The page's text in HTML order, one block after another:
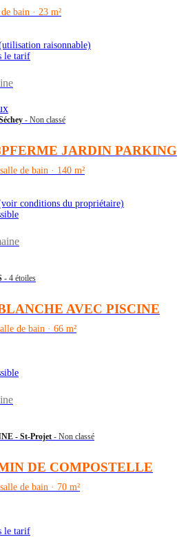
bain · 23 m²
raisonnable)
le tarif
- Non classé
JARDIN PARKING
de bain · 140 m²
conditions du propriétaire)
- 4 étoiles
AVEC PISCINE
de bain · 66 m²
- St-Projet - Non classé
DE COMPOSTELLE
de bain · 70 m²
le tarif